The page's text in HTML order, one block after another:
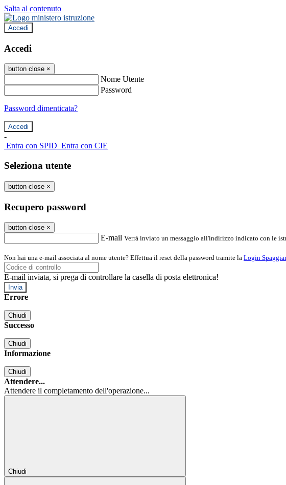
Salta al contenuto
Accedi
Accedi
button close ×
Nome Utente
Password
Password dimenticata?
-
Entra con SPID Entra con CIE
Seleziona utente
button close ×
Recupero password
button close ×
E-mail Verrà inviato un messaggio all'indirizzo indicato con le
Non hai una e-mail associata al nome utente? Effettua il reset della password tramite la Login
E-mail inviata, si prega di controllare la casella di posta elettronica!
Errore
Chiudi
Successo
Chiudi
Informazione
Chiudi
Attendere...
Attendere il completamento dell'operazione...
Chiudi